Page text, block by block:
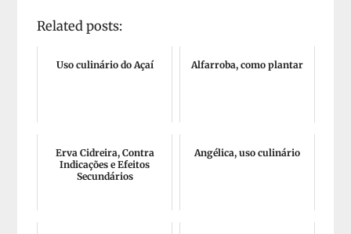
Related posts:
Uso culinário do Açaí Alfarroba, como plantar
Erva Cidreira, Contra
Indicações e Efeitos
Secundários
Angélica, uso culinário